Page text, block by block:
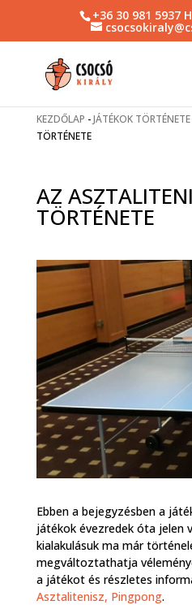
+36 30 981 5937
KEZDŐLAP -JÁTÉKOK TÖRTÉNETE
TÖRTÉNETE
AZ
TÖRTÉNETE
Ebben a bejegyzésben a
játékok évezredek óta jelen
kialakulásuk ma már
megváltoztathatja
a játékot és részletes
Asztalitenisz, Pingpong.